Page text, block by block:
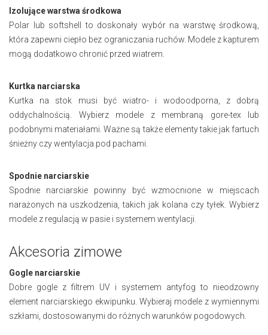
Izolujące warstwa środkowa
Polar lub softshell to doskonały wybór na warstwę środkową,
która zapewni ciepło bez ograniczania ruchów. Modele z kapturem
mogą dodatkowo chronić przed wiatrem.
Kurtka narciarska
Kurtka na stok musi być wiatro- i wodoodporna, z dobrą
oddychalnością. Wybierz modele z membraną gore-tex lub
podobnymi materiałami. Ważne są także elementy takie jak fartuch
śnieżny czy wentylacja pod pachami.
Spodnie narciarskie
Spodnie narciarskie powinny być wzmocnione w miejscach
narażonych na uszkodzenia, takich jak kolana czy tyłek. Wybierz
modele z regulacją w pasie i systemem wentylacji.
Akcesoria zimowe
Gogle narciarskie
Dobre gogle z filtrem UV i systemem antyfog to nieodzowny
element narciarskiego ekwipunku. Wybieraj modele z wymiennymi
szkłami, dostosowanymi do różnych warunków pogodowych.